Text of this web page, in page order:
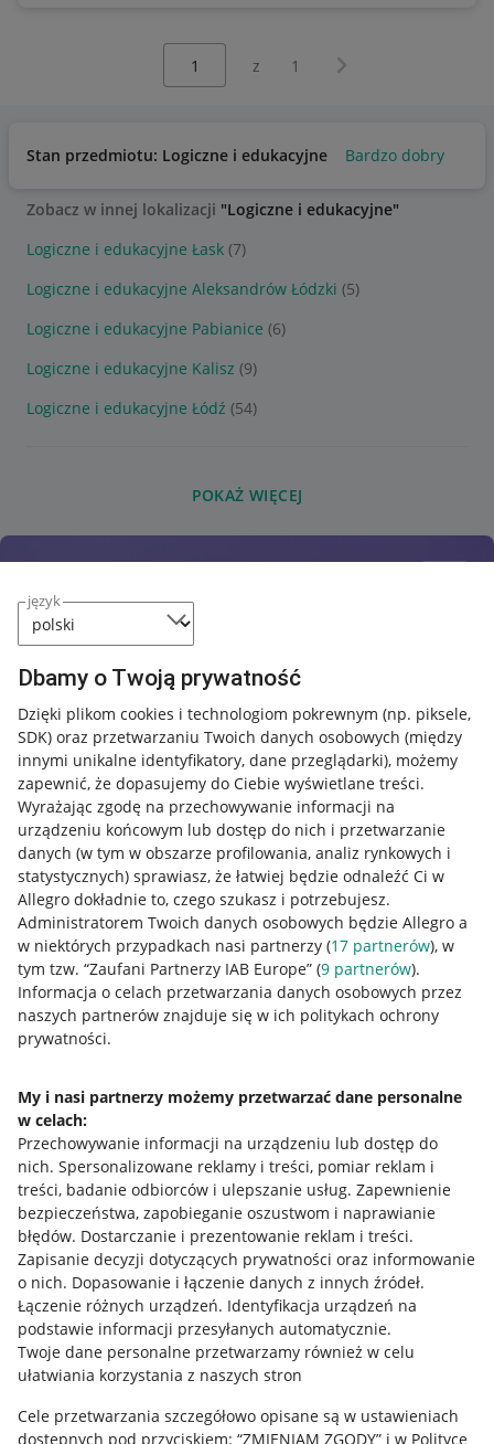
język
Dbamy o Twoją prywatność
Dzięki plikom cookies i technologiom pokrewnym (np. piksele,
SDK) oraz przetwarzaniu Twoich danych osobowych (między
innymi unikalne identyfikatory, dane przeglądarki), możemy
zapewnić, że dopasujemy do Ciebie wyświetlane treści.
Wyrażając zgodę na przechowywanie informacji na
urządzeniu końcowym lub dostęp do nich i przetwarzanie
danych (w tym w obszarze profilowania, analiz rynkowych i
statystycznych) sprawiasz, że łatwiej będzie odnaleźć Ci w
Allegro dokładnie to, czego szukasz i potrzebujesz.
Administratorem Twoich danych osobowych będzie Allegro a
w niektórych przypadkach nasi partnerzy (17 partnerów), w
tym tzw. “Zaufani Partnerzy IAB Europe” (9 partnerów).
Informacja o celach przetwarzania danych osobowych przez
naszych partnerów znajduje się w ich politykach ochrony
prywatności.
My i nasi partnerzy możemy przetwarzać dane personalne
w celach:
Przechowywanie informacji na urządzeniu lub dostęp do
nich. Spersonalizowane reklamy i treści, pomiar reklam i
treści, badanie odbiorców i ulepszanie usług. Zapewnienie
bezpieczeństwa, zapobieganie oszustwom i naprawianie
błędów. Dostarczanie i prezentowanie reklam i treści.
Zapisanie decyzji dotyczących prywatności oraz informowanie
o nich. Dopasowanie i łączenie danych z innych źródeł.
Łączenie różnych urządzeń. Identyfikacja urządzeń na
podstawie informacji przesyłanych automatycznie.
Twoje dane personalne przetwarzamy również w celu
ułatwiania korzystania z naszych stron
Cele przetwarzania szczegółowo opisane są w ustawieniach
dostępnych pod przyciskiem: “ZMIENIAM ZGODY” i w Polityce
z 1 Następna strona
Stan przedmiotu: Logiczne i edukacyjne Bardzo dobry
Zobacz w innej lokalizacji "Logiczne i edukacyjne"
Logiczne i edukacyjne Łask (7)
Logiczne i edukacyjne Aleksandrów Łódzki (5)
Logiczne i edukacyjne Pabianice (6)
Logiczne i edukacyjne Kalisz (9)
Logiczne i edukacyjne Łódź (54)
POKAŻ WIĘCEJ
Przydatne informacje
Jak to działa
Allegro Gadane dla sprzedających
Allegro Gadane dla kupujących
Mapa miejscowości
Informacje prawne
Regulamin
Polityka plików "cookies"
Ustawienia plików "cookies"
Udostępnianie lokalizacji